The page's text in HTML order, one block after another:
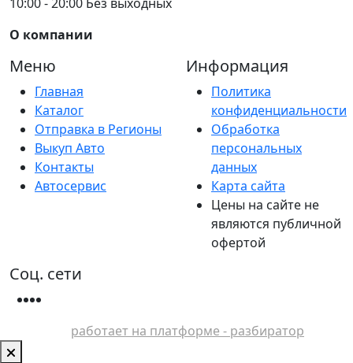
О компании
Меню
Главная
Каталог
Отправка в Регионы
Выкуп Авто
Контакты
Автосервис
Информация
Политика
конфиденциальности
Обработка
персональных
данных
Карта сайта
Цены на сайте не
являются публичной
офертой
Соц. сети
работает на платформе - разбиратор